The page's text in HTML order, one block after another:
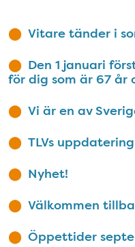
Vitare tänder i
Den 1 januari
för dig som är 67 år
Vi är en av
TLVs
Nyhet!
Välkommen
Öppettider